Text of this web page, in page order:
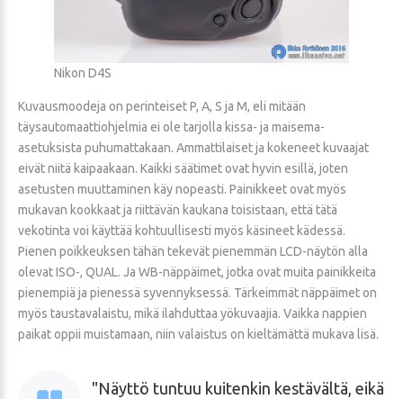
Nikon D4S
Kuvausmoodeja on perinteiset P, A, S ja M, eli mitään
täysautomaattiohjelmia ei ole tarjolla kissa- ja maisema-
asetuksista puhumattakaan. Ammattilaiset ja kokeneet kuvaajat
eivät niitä kaipaakaan. Kaikki säätimet ovat hyvin esillä, joten
asetusten muuttaminen käy nopeasti. Painikkeet ovat myös
mukavan kookkaat ja riittävän kaukana toisistaan, että tätä
vekotinta voi käyttää kohtuullisesti myös käsineet kädessä.
Pienen poikkeuksen tähän tekevät pienemmän LCD-näytön alla
olevat ISO-, QUAL. Ja WB-näppäimet, jotka ovat muita painikkeita
pienempiä ja pienessä syvennyksessä. Tärkeimmät näppäimet on
myös taustavalaistu, mikä ilahduttaa yökuvaajia. Vaikka nappien
paikat oppii muistamaan, niin valaistus on kieltämättä mukava lisä.
Näyttö tuntuu kuitenkin kestävältä, eikä